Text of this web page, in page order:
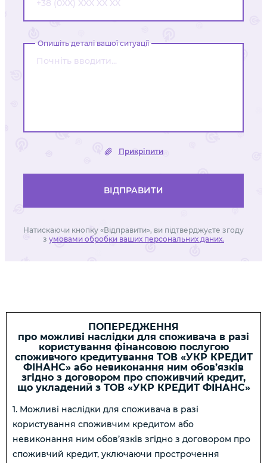
Опишіть деталі вашої ситуації
Прикріпити
ВІДПРАВИТИ
Натискаючи кнопку «Відправити», ви підтверджуєте згоду
з умовами обробки ваших персональних даних.
ПОПЕРЕДЖЕННЯ
про можливі наслідки для споживача в разі
користування фінансовою послугою
споживчого кредитування ТОВ «УКР КРЕДИТ
ФІНАНС» або невиконання ним обов’язків
згідно з договором про споживчий кредит,
що укладений з ТОВ «УКР КРЕДИТ ФІНАНС»
1. Можливі наслідки для споживача в разі
користування споживчим кредитом або
невиконання ним обов’язків згідно з договором про
споживчий кредит, уключаючи прострочення